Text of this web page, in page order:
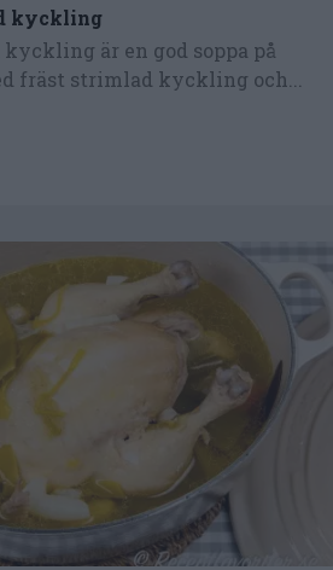
kyckling
är en god soppa på
fräst strimlad kyckling och...